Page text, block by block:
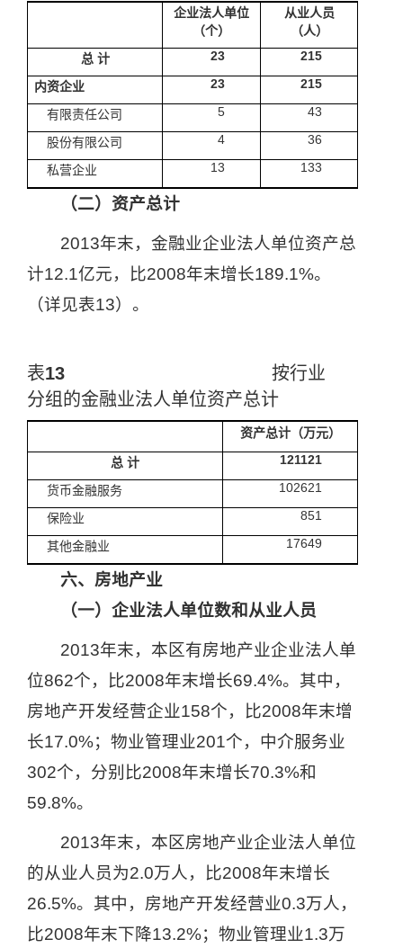
企业法人单位
（个）
从业人员
（人）
总 计 23 215
内资企业 23 215
有限责任公司 5 43
股份有限公司 4 36
私营企业 13 133
（二）资产总计
2013年末，金融业企业法人单位资产总
计12.1亿元，比2008年末增长189.1%。
（详见表13）。
表13
按行业
分组的金融业法人单位资产总计
资产总计（万元）
总 计 121121
货币金融服务 102621
保险业 851
其他金融业 17649
六、房地产业
（一）企业法人单位数和从业人员
2013年末，本区有房地产业企业法人单
位862个，比2008年末增长69.4%。其中，
房地产开发经营企业158个，比2008年末增
长17.0%；物业管理业201个，中介服务业
302个，分别比2008年末增长70.3%和
59.8%。
2013年末，本区房地产业企业法人单位
的从业人员为2.0万人，比2008年末增长
26.5%。其中，房地产开发经营业0.3万人，
比2008年末下降13.2%；物业管理业1.3万